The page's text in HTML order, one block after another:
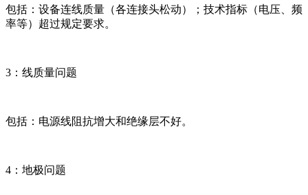
包括：设备连线质量（各连接头松动）；技术指标（电压、频
率等）超过规定要求。
3：线质量问题
包括：电源线阻抗增大和绝缘层不好。
4：地极问题